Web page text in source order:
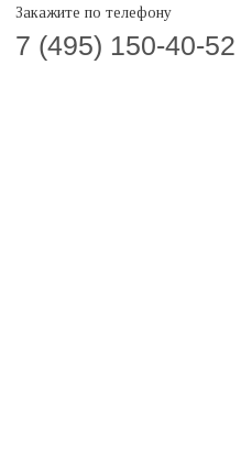
Закажите по телефону
7 (495) 150-40-52